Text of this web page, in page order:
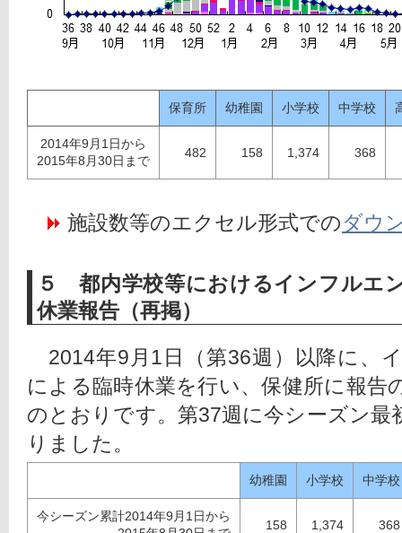
保育所 幼稚園 小学校 中学校
2014年9月1日から
2015年8月30日まで
482 158 1,374 368
施設数等のエクセル形式でのダウ
５ 都内学校等におけるインフルエ
休業報告（再掲）
2014年9月1日（第36週）以降に、
による臨時休業を行い、保健所に報告
のとおりです。第37週に今シーズン最
りました。
幼稚園 小学校 中学校
今シーズン累計2014年9月1日から
158 1,374 368